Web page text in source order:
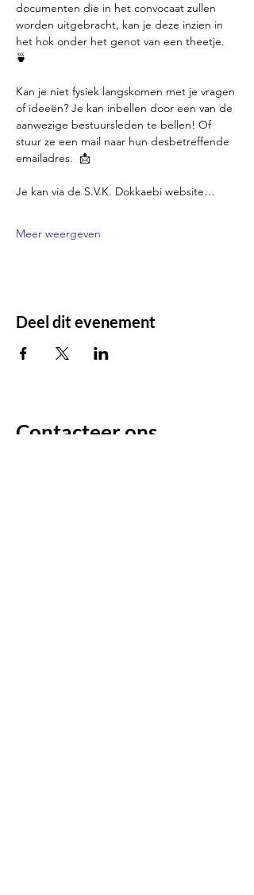
documenten die in het convocaat zullen
worden uitgebracht, kan je deze inzien in
het hok onder het genot van een theetje.
🍵
Kan je niet fysiek langskomen met je vragen
of ideeën? Je kan inbellen door een van de
aanwezige bestuursleden te bellen! Of
stuur ze een mail naar hun desbetreffende
emailadres.  📩
Je kan via de S.V.K. Dokkaebi website…
Meer weergeven
Deel dit evenement
Contacteer ons